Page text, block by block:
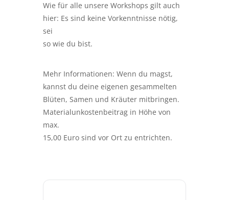
Wie für alle unsere Workshops gilt auch
hier: Es sind keine Vorkenntnisse nötig,
sei
so wie du bist.
Mehr Informationen: Wenn du magst,
kannst du deine eigenen gesammelten
Blüten, Samen und Kräuter mitbringen.
Materialunkostenbeitrag in Höhe von
max.
15,00 Euro sind vor Ort zu entrichten.